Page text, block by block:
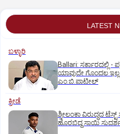
LATEST
ಬಳ್ಳಾರಿ
Ballari: ಸರ್ಕಾರದಲ್ಲಿ -
ಯಾವುದೇ ಗೊಂದಲ
ಎಂ.ಬಿ.ಪಾಟೀಲ್
ಕ್ರೀಡೆ
ಶ್ರೀಲಂಕಾ ವಿರುದ್ಧದ
ಹೊರಬಿದ್ದ ಸಾಯಿ